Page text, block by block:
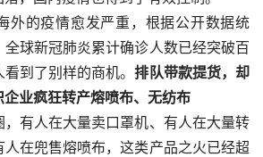
外的疫情愈发严重，根据公开数据统
球新冠肺炎累计确诊人数已经突破百
到了别样的商机。排队带款提货，却
业疯狂转产熔喷布、无纺布
有人在大量卖口罩机、有人在大量转
在兜售熔喷布，这类产品之火已经超